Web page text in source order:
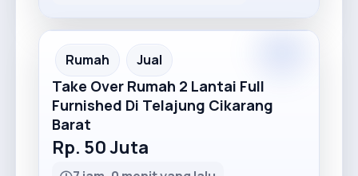
Rumah Jual
Take Over Rumah 2 Lantai Full
Furnished Di Telajung Cikarang
Barat
Rp. 50 Juta